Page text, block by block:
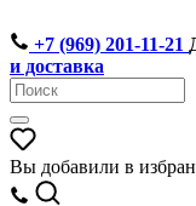
+7 (969) 201-11-21
и доставка
Вы добавили в